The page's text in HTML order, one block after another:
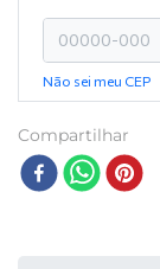
Não sei meu CEP
Compartilhar